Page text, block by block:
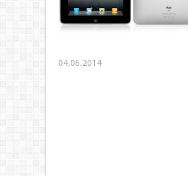
04.06.2014